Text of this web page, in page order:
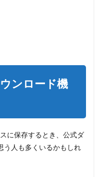
ンロード機
に保存するとき、公式ダ
う人も多くいるかもしれ